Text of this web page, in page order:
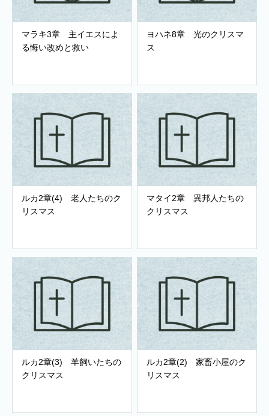
マラキ3章 主イエスによ
る悔い改めと救い
ヨハネ8章 光のクリスマ
ス
ルカ2章(4) 老人たちのク
リスマス
マタイ2章 異邦人たちの
クリスマス
ルカ2章(3) 羊飼いたちの
クリスマス
ルカ2章(2) 家畜小屋のク
リスマス